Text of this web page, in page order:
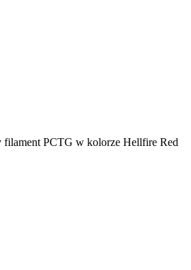
filament PCTG w kolorze Hellfire Red